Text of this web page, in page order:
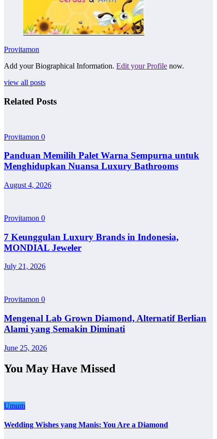
Provitamon
Add your Biographical Information. Edit your Profile now.
view all posts
Related Posts
Provitamon 0
Panduan Memilih Palet Warna Sempurna untuk
Menghidupkan Nuansa Luxury Bathrooms
August 4, 2026
Provitamon 0
7 Keunggulan Luxury Brands in Indonesia,
MONDIAL Jeweler
July 21, 2026
Provitamon 0
Mengenal Lab Grown Diamond, Alternatif Berlian
Alami yang Semakin Diminati
June 25, 2026
You May Have Missed
Umum
Wedding Wishes yang Manis: You Are a Diamond